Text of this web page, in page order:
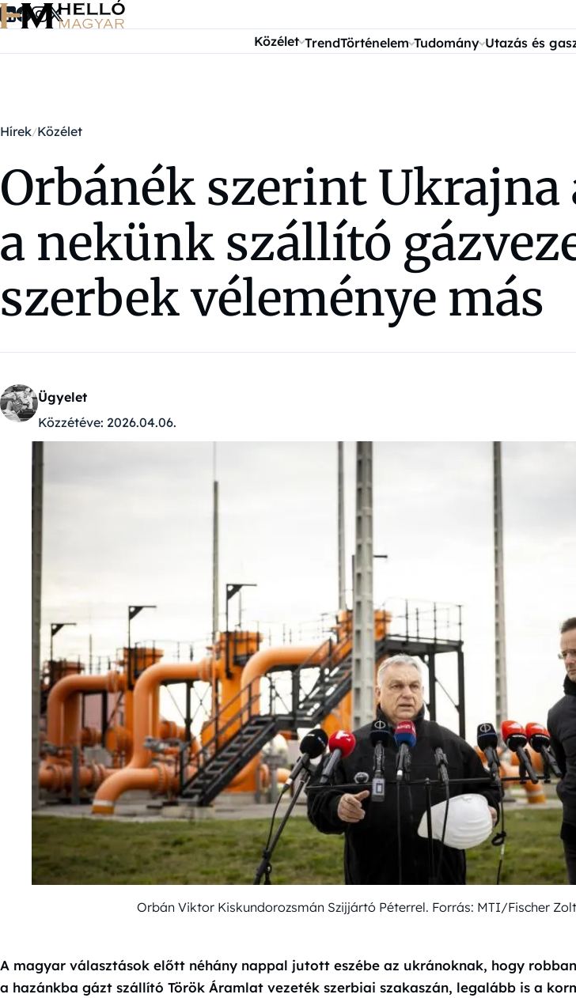
Ugrás a tartalomra
Közélet TrendTörténelem Tudomány Utazás és
Hírek Közélet
Orbánék szerint
a nekünk szállító
szerbek véleménye más
Ügyelet
Közzétéve: 2026.04.06.
Orbán Viktor Kiskundorozsmán Szijjártó Péterrel. Forrás: MTI/Fischer
A magyar választások előtt néhány nappal jutott eszébe az ukránoknak, hogy
a hazánkba gázt szállító Török Áramlat vezeték szerbiai szakaszán, legalább is a